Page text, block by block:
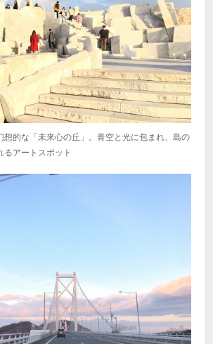
想的な「未来心の丘」。青空と光に包まれ、島の
るアートスポット